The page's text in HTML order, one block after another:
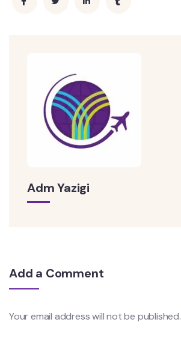
Adm Yazigi
Add a Comment
Your email address will not be published.